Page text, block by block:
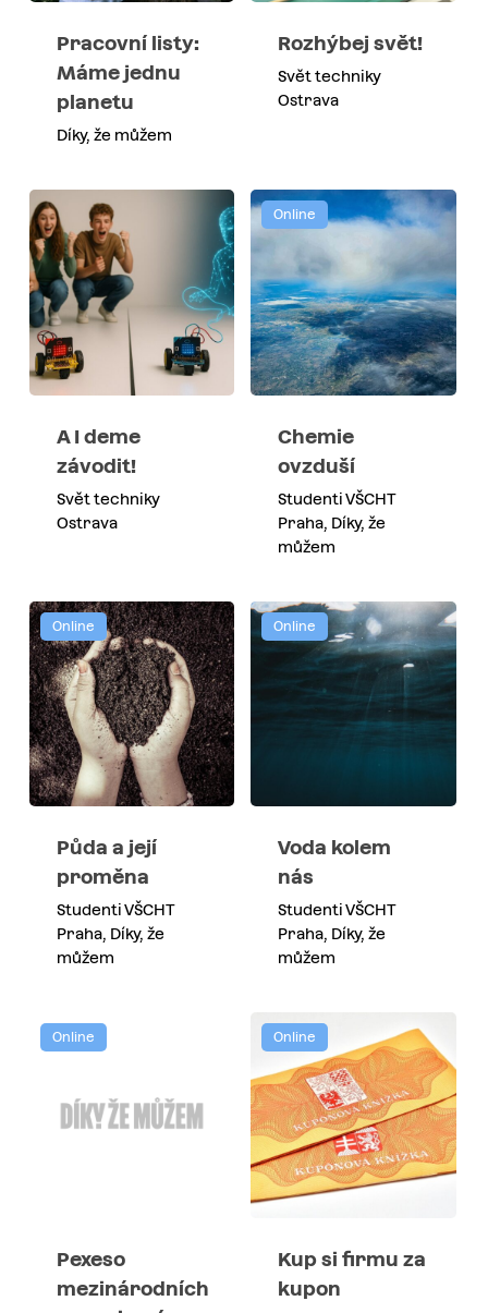
Pracovní listy:
Máme jednu
planetu
Díky, že můžem
Rozhýbej svět!
Svět techniky
Ostrava
A I deme
závodit!
Svět techniky
Ostrava
Online
Chemie
ovzduší
Studenti VŠCHT
Praha, Díky, že
můžem
Online
Půda a její
proměna
Studenti VŠCHT
Praha, Díky, že
můžem
Online
Voda kolem
nás
Studenti VŠCHT
Praha, Díky, že
můžem
Online
Pexeso
mezinárodních
Online
Kup si firmu za
kupon